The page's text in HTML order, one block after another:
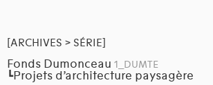
[ARCHIVES > SÉRIE]
Fonds Dumonceau 1_DUMTE
┗Projets d’architecture paysagère